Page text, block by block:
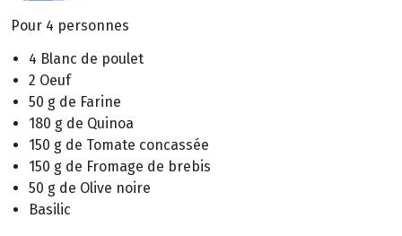
Pour 4 personnes
4 Blanc de poulet
2 Oeuf
50 g de Farine
180 g de Quinoa
150 g de Tomate concassée
150 g de Fromage de brebis
50 g de Olive noire
Basilic